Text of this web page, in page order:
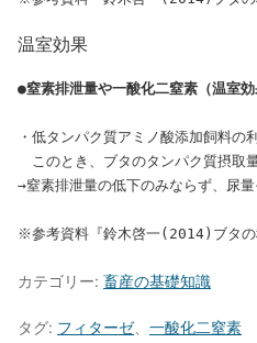
温室効果
●窒素排泄量や一酸化二窒素（温室
・低タンパク質アミノ酸添加飼料の
このとき、ブタのタンパク質摂取
→窒素排泄量の低下のみならず、尿
カテゴリー: 畜産の基礎知識
タグ: フィターゼ、 一酸化二窒素